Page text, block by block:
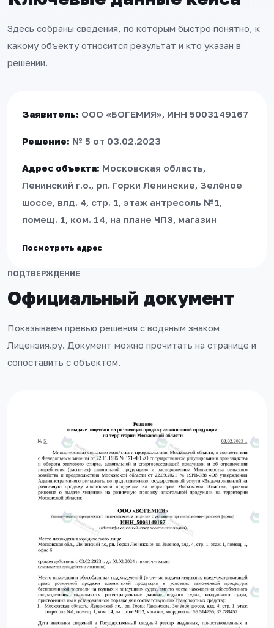
Здесь собраны сведения, по которым быстро понятно, к
какому объекту относится результат и кто указан в
решении.
Заявитель: ООО «БОГЕМИЯ», ИНН 5003149167
Решение: № 5 от 03.02.2023
Адрес объекта: Московская область,
Ленинский г.о., рп. Горки Ленинские, Зелёное
шоссе, влд. 4, стр. 1, этаж антресоль №1,
помещ. 1, ком. 14, на плане ЧП3, магазин
Посмотреть адрес
ПОДТВЕРЖДЕНИЕ
Официальный документ
Показываем превью решения с водяным знаком
Лицензия.ру. Документ можно прочитать на странице и
сопоставить с объектом.